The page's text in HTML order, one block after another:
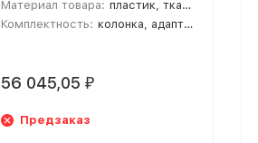
Материал товара: пластик, ткань, стекло
Комплектность: колонка, адаптер питания
56 045,05 ₽
Предзаказ